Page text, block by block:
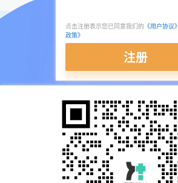
点击注册表示您已同意我们的 《用户协议》
政策》
注册